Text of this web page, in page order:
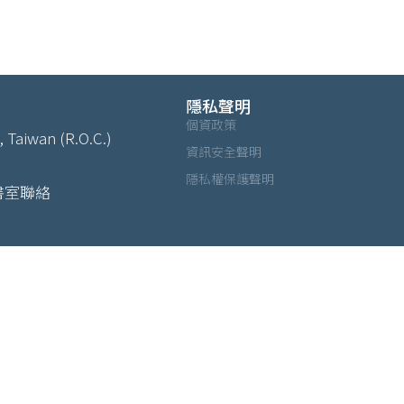
(R.O.C.)
聯絡
隱私聲明
個資政策
資訊安全聲明
隱私權保護聲明